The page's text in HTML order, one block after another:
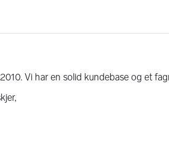
Vi har en solid kundebase og et